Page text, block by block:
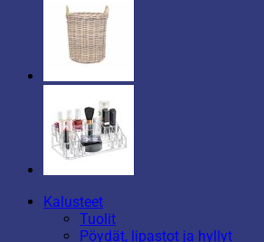
Kalusteet
Tuolit
Pöydät, lipastot ja hyllyt